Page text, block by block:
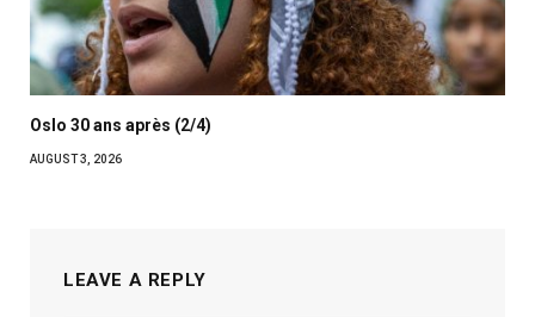
Oslo 30 ans après (2/4)
AUGUST 3, 2026
LEAVE A REPLY